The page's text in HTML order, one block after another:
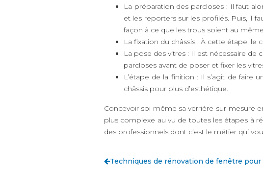
La préparation des parcloses : Il faut
et les reporters sur les profilés. Puis, il
façon à ce que les trous soient au
La fixation du châssis : À cette étape, le
La pose des vitres : Il est nécessaire
parcloses avant de poser et fixer les
L’étape de la finition : Il s’agit de faire
châssis pour plus d’esthétique.
Concevoir soi-même sa verrière sur-mesure
plus complexe au vu de toutes les étapes à
des professionnels dont c’est le métier qui
Techniques de rénovation de fenêtre